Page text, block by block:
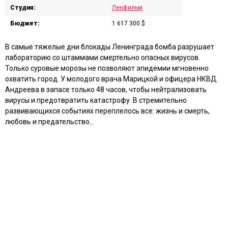
Студия: Ленфильм
Бюджет: 1 617 300 $
В самые тяжелые дни блокады Ленинграда бомба разрушает
лабораторию со штаммами смертельно опасных вирусов.
Только суровые морозы не позволяют эпидемии мгновенно
охватить город. У молодого врача Марицкой и офицера НКВД
Андреева в запасе только 48 часов, чтобы нейтрализовать
вирусы и предотвратить катастрофу. В стремительно
развивающихся событиях переплелось все: жизнь и смерть,
любовь и предательство…